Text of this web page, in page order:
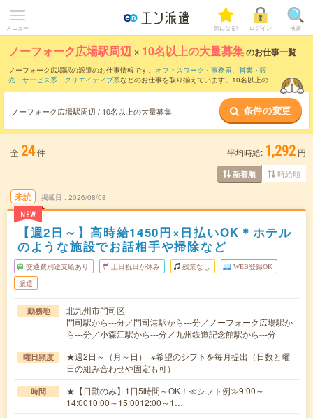
メニュー 気になる! ログイン 検索
ノーフォーク広場駅周辺 × 10名以上の大量募集のお仕事一覧
ノーフォーク広場駅の派遣のお仕事情報です。 オフィスワーク・事務系、 営業・販
売・サービス系、 クリエイティブ系などのお仕事を取り揃えています。10名以上の大
ノーフォーク広場駅周辺 / 10名以上の大量募集 条件の変更
全 24件 平均時給: 1,292 円
新着順 時給順
未読
NEW
掲載日 2026/08/08
【週2日～】高時給1450円×日払いOK＊ホテル
のような施設でお話相手や掃除など
交通費別途支給あり 土日祝日が休み 残業なし WEB登録OK
派遣
勤務地
北九州市門司区
門司駅から---分／門司港駅から---分／ノーフォーク広場駅か
ら---分／小森江駅から---分／九州鉄道記念館駅から---分
曜日頻度
★週2日～（月～日） ※希望のシフトを毎月提出（日数と曜
日の組み合わせや固定も可）
時間
★【日勤のみ】1日5時間～OK！≪シフト例≫9:00～
14:0010:00～15:0012:00～1…